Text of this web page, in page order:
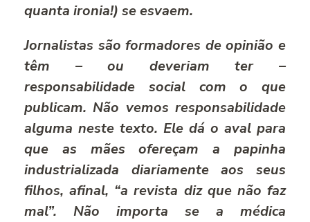
quanta ironia!) se esvaem.
Jornalistas são formadores de opinião e
têm – ou deveriam ter –
responsabilidade social com o que
publicam. Não vemos responsabilidade
alguma neste texto. Ele dá o aval para
que as mães ofereçam a papinha
industrializada diariamente aos seus
filhos, afinal, “a revista diz que não faz
mal”. Não importa se a médica